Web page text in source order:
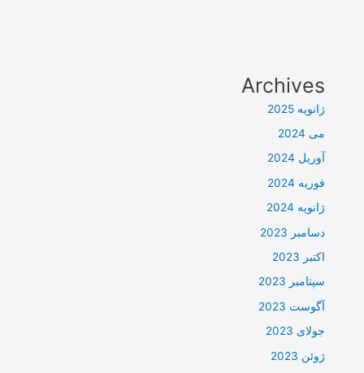
Archives
ژانویه 2025
می 2024
آوریل 2024
فوریه 2024
ژانویه 2024
دسامبر 2023
اکتبر 2023
سپتامبر 2023
آگوست 2023
جولای 2023
ژوئن 2023